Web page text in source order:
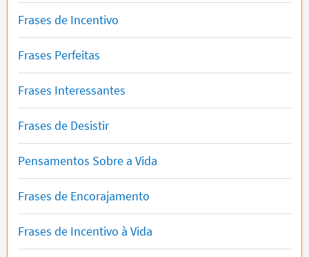
Frases de Incentivo
Frases Perfeitas
Frases Interessantes
Frases de Desistir
Pensamentos Sobre a Vida
Frases de Encorajamento
Frases de Incentivo à Vida